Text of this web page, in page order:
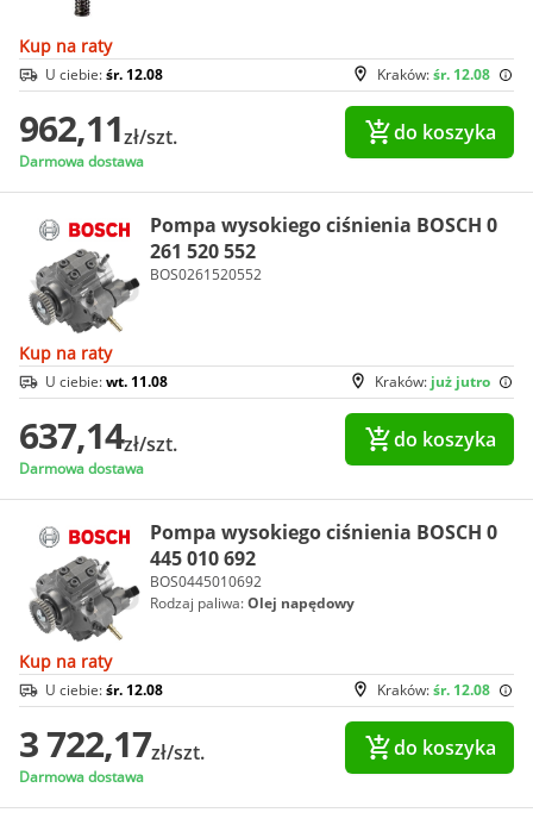
Kup na raty
Kraków:śr. 12.08
U ciebie:śr. 12.08
962,11zł/szt.
Darmowa dostawa
do koszyka
Pompa wysokiego ciśnienia BOSCH 0
261 520 552
BOS0261520552
Kup na raty
Kraków: już jutro
U ciebie:wt. 11.08
637,14zł/szt.
Darmowa dostawa
do koszyka
Pompa wysokiego ciśnienia BOSCH 0
445 010 692
BOS0445010692
Rodzaj paliwa:Olej napędowy
Kup na raty
Kraków:śr. 12.08
U ciebie:śr. 12.08
3 722,17zł/szt.
Darmowa dostawa
do koszyka